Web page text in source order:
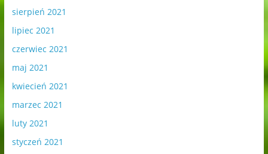
sierpień 2021
lipiec 2021
czerwiec 2021
maj 2021
kwiecień 2021
marzec 2021
luty 2021
styczeń 2021